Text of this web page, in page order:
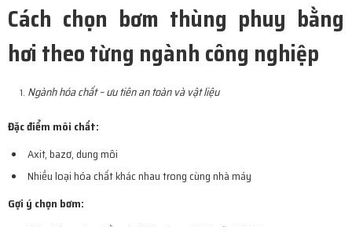
Cách chọn bơm thùng phuy bằng
hơi theo từng ngành công nghiệp
Ngành hóa chất – ưu tiên an toàn và vật liệu
Đặc điểm môi chất:
Axit, bazơ, dung môi
Nhiều loại hóa chất khác nhau trong cùng nhà máy
Gợi ý chọn bơm: